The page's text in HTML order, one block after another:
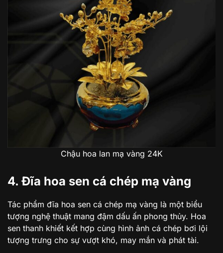
Chậu hoa lan mạ vàng 24K
4. Đĩa hoa sen cá chép mạ vàng
Tác phẩm đĩa hoa sen cá chép mạ vàng là một biểu
tượng nghệ thuật mang đậm dấu ấn phong thủy. Hoa
sen thanh khiết kết hợp cùng hình ảnh cá chép bơi lội
tượng trưng cho sự vượt khó, may mắn và phát tài.